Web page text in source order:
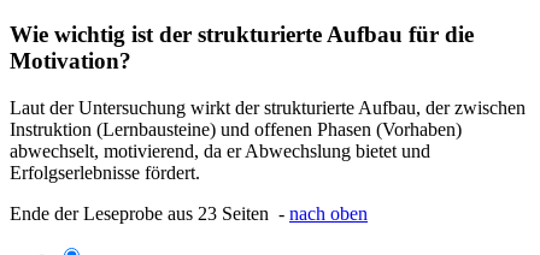
Wie wichtig ist der strukturierte Aufbau für die
Motivation?
Laut der Untersuchung wirkt der strukturierte Aufbau, der zwischen
Instruktion (Lernbausteine) und offenen Phasen (Vorhaben)
abwechselt, motivierend, da er Abwechslung bietet und
Erfolgserlebnisse fördert.
Ende der Leseprobe aus 23 Seiten - nach oben